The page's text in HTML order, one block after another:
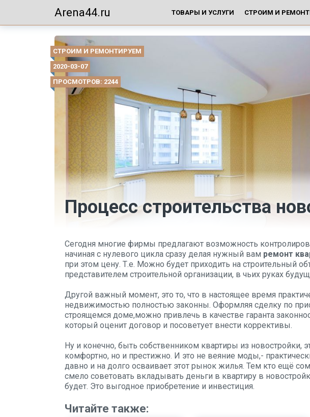
Arena44.ru ТОВАРЫ И УСЛУГИ СТРОИМ И
СТРОИМ И РЕМОНТИРУЕМ
2020-03-07
ПРОСМОТРОВ: 2244
Процесс строительства
Сегодня многие фирмы предлагают возможность
начиная с нулевого цикла сразу делая нужный вам ремонт
при этом цену. Т.е. Можно будет приходить на строительный
представителем строительной организации, в чьих руках
Другой важный момент, это то, что в настоящее время
недвижимостью полностью законны. Оформляя сделку по
строящемся доме,можно привлечь в качестве гаранта
который оценит договор и посоветует внести коррективы.
Ну и конечно, быть собственником квартиры из новостройки,
комфортно, но и престижно. И это не веяние моды,-
давно и на долго осваивает этот рынок жилья. Тем кто ещё
смело советовать вкладывать деньги в квартиру в
будет. Это выгодное приобретение и инвестиция.
Читайте также: